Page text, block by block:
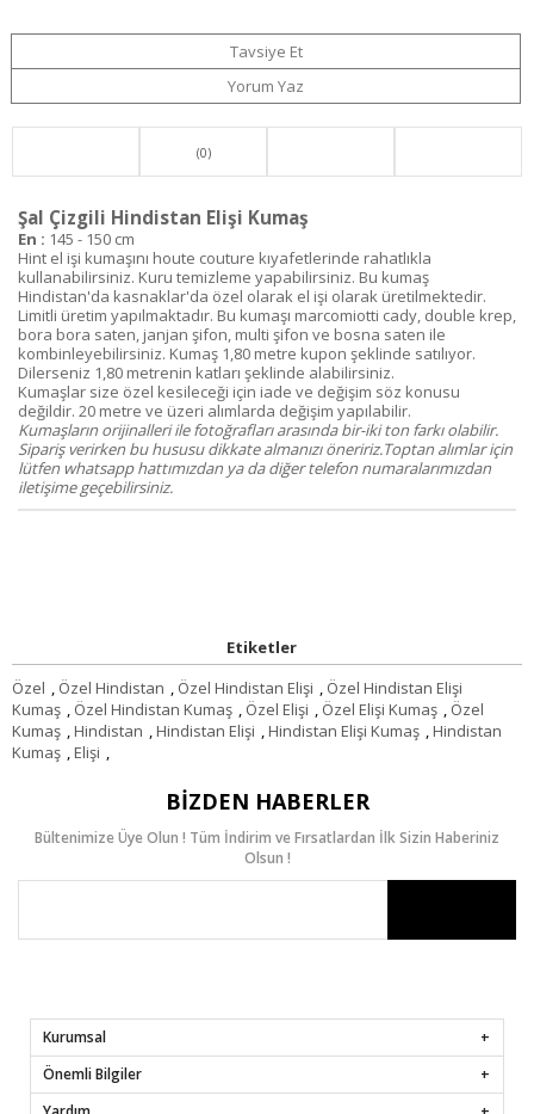
Tavsiye Et
Yorum Yaz
(0)
Şal Çizgili Hindistan Elişi Kumaş
En : 145 - 150 cm
Hint el işi kumaşını houte couture kıyafetlerinde rahatlıkla
kullanabilirsiniz. Kuru temizleme yapabilirsiniz. Bu kumaş
Hindistan'da kasnaklar'da özel olarak el işi olarak üretilmektedir.
Limitli üretim yapılmaktadır. Bu kumaşı marcomiotti cady, double krep,
bora bora saten, janjan şifon, multi şifon ve bosna saten ile
kombinleyebilirsiniz. Kumaş 1,80 metre kupon şeklinde satılıyor.
Dilerseniz 1,80 metrenin katları şeklinde alabilirsiniz.
Kumaşlar size özel kesileceği için iade ve değişim söz konusu
değildir. 20 metre ve üzeri alımlarda değişim yapılabilir.
Kumaşların orijinalleri ile fotoğrafları arasında bir-iki ton farkı olabilir.
Sipariş verirken bu hususu dikkate almanızı öneririz.Toptan alımlar için
lütfen whatsapp hattımızdan ya da diğer telefon numaralarımızdan
iletişime geçebilirsiniz.
Etiketler
Özel , Özel Hindistan , Özel Hindistan Elişi , Özel Hindistan Elişi
Kumaş , Özel Hindistan Kumaş , Özel Elişi , Özel Elişi Kumaş , Özel
Kumaş ,Hindistan ,Hindistan Elişi ,Hindistan Elişi Kumaş ,Hindistan
Kumaş ,Elişi ,
BIZDEN HABERLER
Bültenimize Üye Olun ! Tüm İndirim ve Fırsatlardan İlk Sizin Haberiniz
Olsun !
Kurumsal
Önemli Bilgiler